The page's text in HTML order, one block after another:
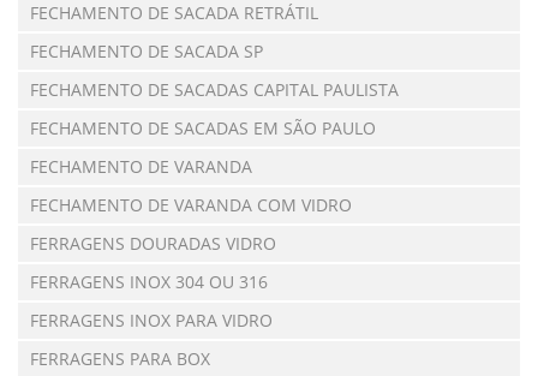
FECHAMENTO DE SACADA RETRÁTIL
FECHAMENTO DE SACADA SP
FECHAMENTO DE SACADAS CAPITAL PAULISTA
FECHAMENTO DE SACADAS EM SÃO PAULO
FECHAMENTO DE VARANDA
FECHAMENTO DE VARANDA COM VIDRO
FERRAGENS DOURADAS VIDRO
FERRAGENS INOX 304 OU 316
FERRAGENS INOX PARA VIDRO
FERRAGENS PARA BOX